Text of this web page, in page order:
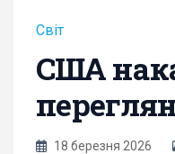
Світ
США
18 березня 2026